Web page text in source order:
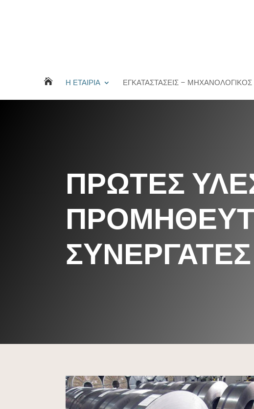
 Η ΕΤΑΙΡΊΑ ΕΓΚΑΤΑΣΤΆΣΕΙΣ –
ΠΡΩΤΕΣ
ΣΥΝΕΡΓΑΤΕΣ